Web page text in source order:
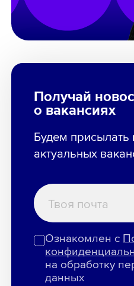
Получай
о вакансиях
Будем присылать
актуальных
Ознакомлен с
на обработку
данных